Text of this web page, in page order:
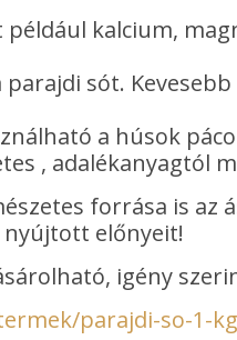
kalcium,
sót.
a húsok
, adalékanyagtól
forrása is az
nyújtott előnyeit!
igény
parajdi-so-1-